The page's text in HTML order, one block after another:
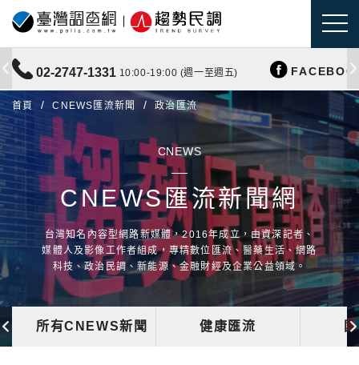
02-2747-1331 10:00-19:00 (週一至週五)
首頁 CNEWS匯流新聞 政治匯流
CNEWS
CNEWS匯流新聞網
台灣知名內容型網路新媒體，2016年成立，由資深記者、
媒體人及影像工作者組成，專精數位匯流、醫藥生活、網路
科技、政治民調、新能源、金融財經及企業公益領域。
所有CNEWS新聞 健康匯流